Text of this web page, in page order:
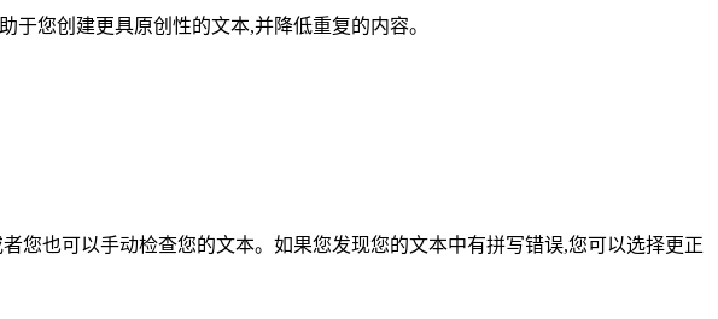
您创建更具原创性的文本,并降低重复的内容。
您也可以手动检查您的文本。如果您发现您的文本中有拼写错误,您可以选择更正